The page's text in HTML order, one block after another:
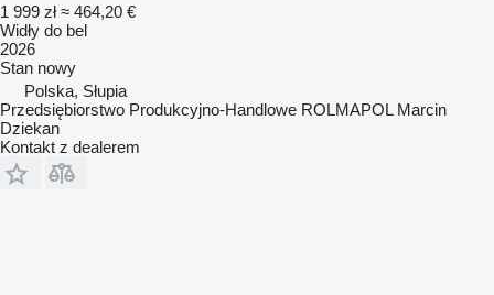
1 999 zł ≈ 464,20 €
Widły do bel
2026
Stan nowy
Polska, Słupia
Przedsiębiorstwo Produkcyjno-Handlowe ROLMAPOL Marcin
Dziekan
Kontakt z dealerem